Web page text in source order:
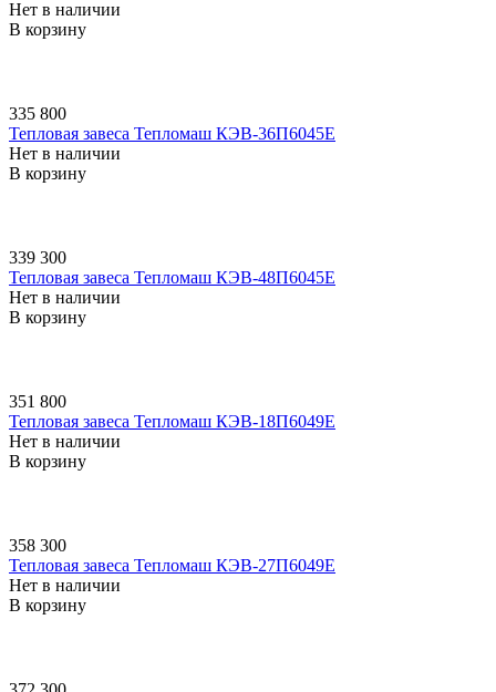
Нет в наличии
В корзину
335 800
Тепловая завеса Тепломаш КЭВ-36П6045E
Нет в наличии
В корзину
339 300
Тепловая завеса Тепломаш КЭВ-48П6045E
Нет в наличии
В корзину
351 800
Тепловая завеса Тепломаш КЭВ-18П6049E
Нет в наличии
В корзину
358 300
Тепловая завеса Тепломаш КЭВ-27П6049E
Нет в наличии
В корзину